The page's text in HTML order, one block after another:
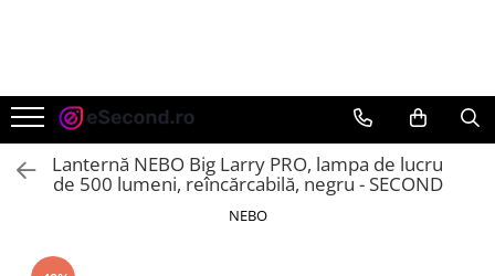
Auto Moto
Accesorii Auto
Anvelope & Jante
Electronice Auto
Lanternă NEBO Big Larry PRO, lampa de lucru
de 500 lumeni, reîncărcabilă, negru - SECOND
NEBO